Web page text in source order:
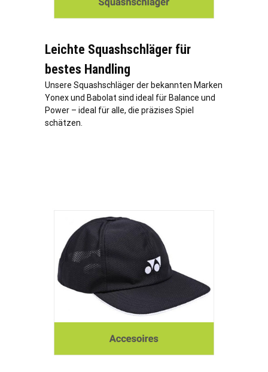
Leichte Squashschläger für
bestes Handling
Unsere Squashschläger der bekannten Marken
Yonex und Babolat sind ideal für Balance und
Power – ideal für alle, die präzises Spiel
schätzen.